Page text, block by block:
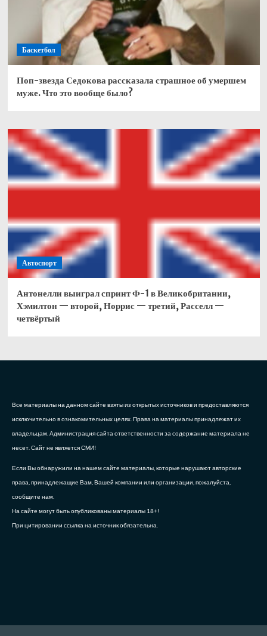
Баскетбол
Поп-звезда Седокова рассказала страшное об умершем
муже. Что это вообще было?
Автоспорт
Антонелли выиграл спринт Ф-1 в Великобритании,
Хэмилтон — второй, Норрис — третий, Расселл —
четвёртый
Все материалы на данном сайте взяты из открытых источников и предоставляются
исключительно в ознакомительных целях. Права на материалы принадлежат их
владельцам. Администрация сайта ответственности за содержание материала не
несет. Сайт не является СМИ!
Если Вы обнаружили на нашем сайте материалы, которые нарушают авторские
права, принадлежащие Вам, Вашей компании или организации, пожалуйста,
сообщите нам.
На сайте могут быть опубликованы материалы 18+!
При цитировании ссылка на источник обязательна.